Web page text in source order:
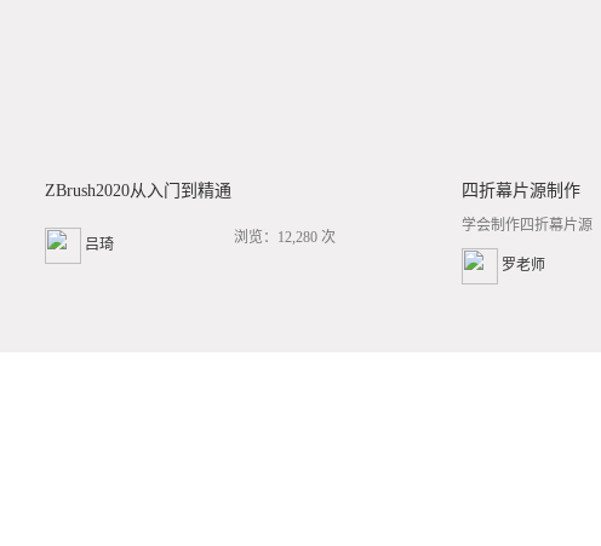
ZBrush2020从入门到精通
吕琦 浏览：12,280 次
四折幕片源制作
学会制作四折幕片源
罗老师